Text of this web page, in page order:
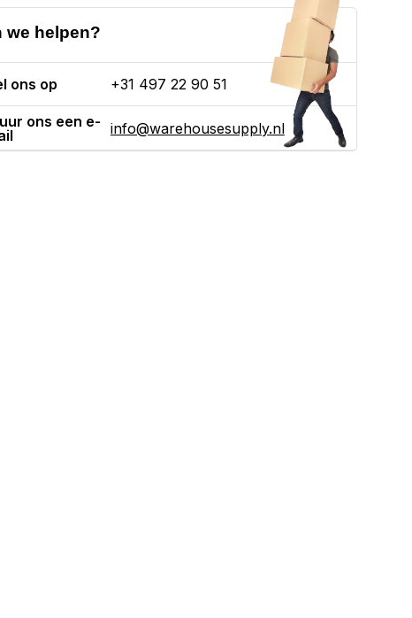
we helpen?
ons op +31 497 22 90 51
ons een e- info@warehousesupply.nl